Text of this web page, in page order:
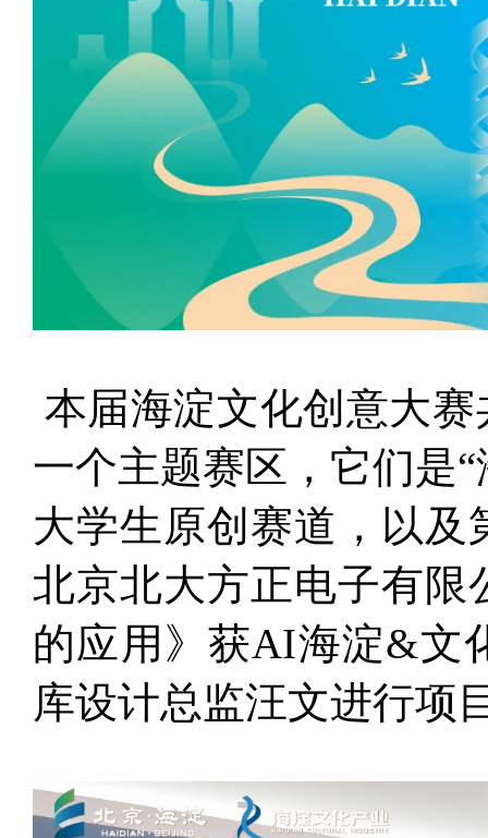
本届海淀文化创意大
一个主题赛区，它们是
大学生原创赛道，以
北京北大方正电子有
的应用》获AI海淀&文
库设计总监汪文进行项